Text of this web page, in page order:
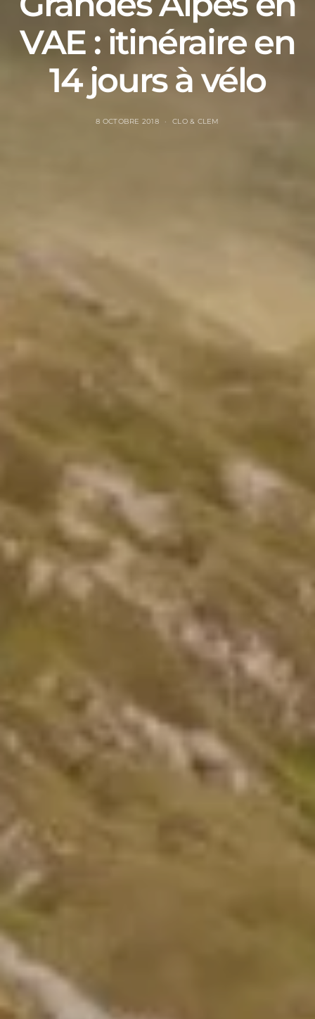
VAE : itinéraire en
14 jours à vélo
8 OCTOBRE 2018 CLO & CLEM